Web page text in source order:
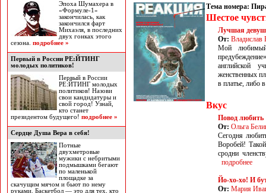
Эпоха Шумахера в
«Формуле-1»
закончилась, как
закончился фарт
Михаэля, в последних
двух гонках этого
сезона. подробнее »
Первый в России РЕ:ЙТИНГ
молодых политиков!
Первый в России
РЕ:ЙТИНГ молодых
политиков! Назови
свои кандидатуры и
свой город! Узнай,
кто станет
президентом будущего! подробнее »
Сердце Душа Вера в себя!
Потные
двухметровые
мужики с небритыми
подмышками бегают
по маленькой
площадке за
скачущим мячом и бьют по нему
руками. Баскетбол — это для тех, кто
Тема номера:
Шестое
Лучшая
От: Владислав
Мой
английской
женственных
в платье, либо
Вкус
Повод любить
От: Ольга
Сегодня
Воробей!
сродни
подробнее
Йо-хо-хо! И
От: Мария